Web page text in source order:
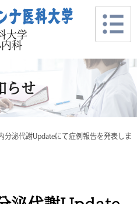
大学
科
らせ
分泌代謝Updateにて症例報告を発表しま